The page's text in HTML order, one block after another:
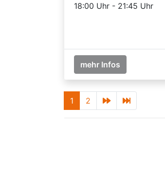
18:00 Uhr - 21:45 Uhr
mehr Infos
1 2